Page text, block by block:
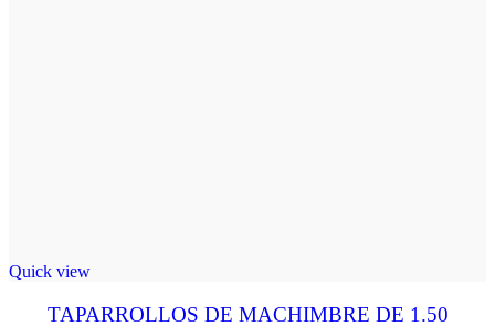
Quick view
TAPARROLLOS DE MACHIMBRE DE 1.50